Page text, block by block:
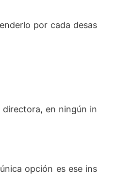
por cada desas
en ningún in
opción es ese ins